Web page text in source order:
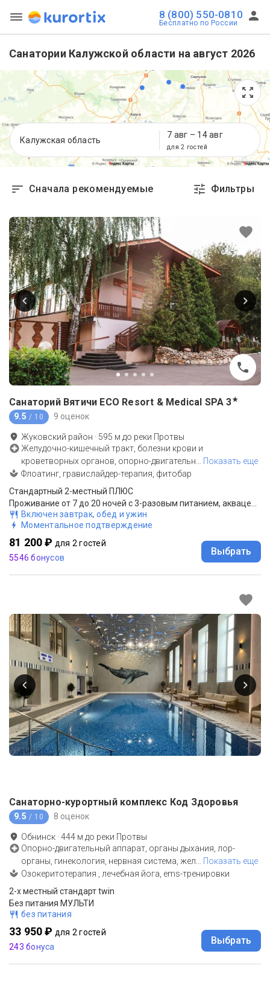
8 (800) 550-0810
Бесплатно по России
Санатории Калужской области на август 2026
Калужская область
7 авг – 14 авг
для 2 гостей
Сначала рекомендуемые Фильтры
Санаторий Вятичи ECO Resort & Medical SPA 3★
9.5 / 10 9 оценок
Жуковский район · 595 м до реки Протвы
Желудочно-кишечный тракт, болезни крови и
кроветворных органов, опорно-двигательн
Показать еще
Флоатинг, гравислайдер-терапия, фитобар
Стандартный 2-местный ПЛЮС
Включен завтрак, обед и ужин
Моментальное подтверждение
81 200 ₽ для 2 гостей
5546 бонусов
Выбрать
Санаторно-курортный комплекс Код Здоровья
9.5 / 10 8 оценок
Обнинск ·444 м до реки Протвы
Опорно-двигательный аппарат, органы дыхания, лор-
органы, гинекология, нервная система, жел
Показать еще
Озокеритотерапия , лечебная йога, ems-тренировки
2-x местный стандарт twin
Без питания МУЛЬТИ
без питания
33 950 ₽ для 2 гостей
243 бонуса
Выбрать